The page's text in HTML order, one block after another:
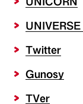
Twitter
Gunosy
TVer